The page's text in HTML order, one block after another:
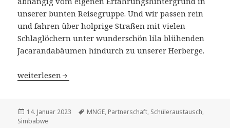
unserer bunten Reisegruppe. Und wir passen rein
und fahren über holprige Straßen mit vielen
Schlaglöchern unter wunderschön lila blühenden
Jacarandabäumen hindurch zu unserer Herberge.
22. September 2022: Endlich los nach Simbabwe – 40
weiterlesen
Veröffentlicht
am
14. Januar 2023 Schlagwörter
MNGE, Partnerschaft, Schüleraustausch,
Simbabwe